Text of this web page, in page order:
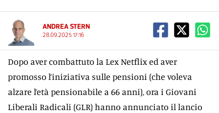
ANDREA STERN
28.09.2025 17:16
Dopo aver combattuto la Lex Netflix ed aver
promosso l’iniziativa sulle pensioni (che voleva
alzare l’età pensionabile a 66 anni), ora i Giovani
Liberali Radicali (GLR) hanno annunciato il lancio